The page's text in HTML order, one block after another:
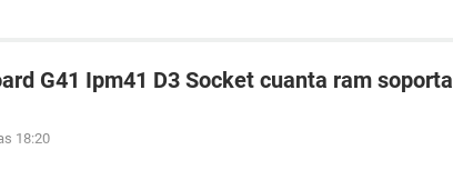
G41 Ipm41 D3 Socket cuanta ram soporta
18:20